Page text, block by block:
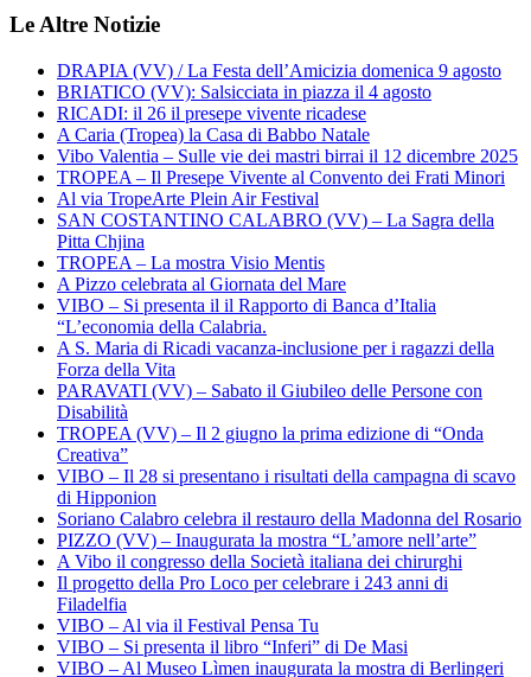
Le Altre Notizie
DRAPIA (VV) / La Festa dell’Amicizia domenica 9 agosto
BRIATICO (VV): Salsicciata in piazza il 4 agosto
RICADI: il 26 il presepe vivente ricadese
A Caria (Tropea) la Casa di Babbo Natale
Vibo Valentia – Sulle vie dei mastri birrai il 12 dicembre 2025
TROPEA – Il Presepe Vivente al Convento dei Frati Minori
Al via TropeArte Plein Air Festival
SAN COSTANTINO CALABRO (VV) – La Sagra della
Pitta Chjina
TROPEA – La mostra Visio Mentis
A Pizzo celebrata al Giornata del Mare
VIBO – Si presenta il il Rapporto di Banca d’Italia
“L’economia della Calabria.
A S. Maria di Ricadi vacanza-inclusione per i ragazzi della
Forza della Vita
PARAVATI (VV) – Sabato il Giubileo delle Persone con
Disabilità
TROPEA (VV) – Il 2 giugno la prima edizione di “Onda
Creativa”
VIBO – Il 28 si presentano i risultati della campagna di scavo
di Hipponion
Soriano Calabro celebra il restauro della Madonna del Rosario
PIZZO (VV) – Inaugurata la mostra “L’amore nell’arte”
A Vibo il congresso della Società italiana dei chirurghi
Il progetto della Pro Loco per celebrare i 243 anni di
Filadelfia
VIBO – Al via il Festival Pensa Tu
VIBO – Si presenta il libro “Inferi” di De Masi
VIBO – Al Museo Lìmen inaugurata la mostra di Berlingeri